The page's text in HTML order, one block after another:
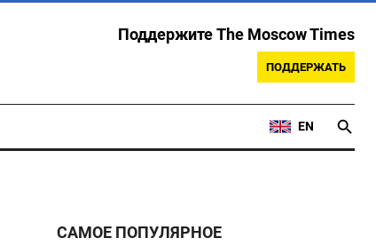
Поддержите The Moscow Times
ПОДДЕРЖАТЬ
EN
САМОЕ ПОПУЛЯРНОЕ